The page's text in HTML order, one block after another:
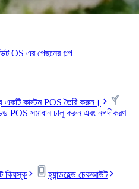
OS এর পেছনের গল্প
একটি কাস্টম POS তৈরি করুন।
POS সমাধান চালু করুন এবং নগদীকরণ
কিয়স্ক হ্যান্ডহেল্ড চেকআউট